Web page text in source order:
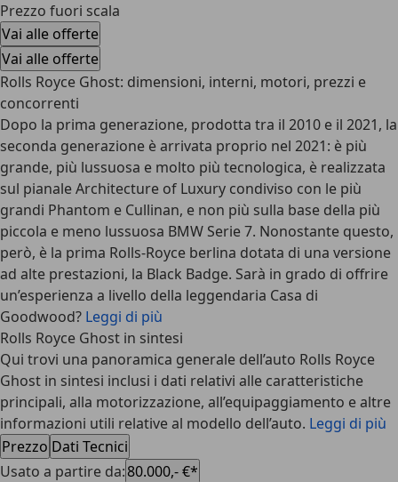
Prezzo fuori scala
Vai alle offerte
Vai alle offerte
Rolls Royce Ghost: dimensioni, interni, motori, prezzi e
concorrenti
Dopo la prima generazione, prodotta tra il 2010 e il 2021, la
seconda generazione è arrivata proprio nel 2021: è più
grande, più lussuosa e molto più tecnologica, è realizzata
sul pianale Architecture of Luxury condiviso con le più
grandi Phantom e Cullinan, e non più sulla base della più
piccola e meno lussuosa BMW Serie 7. Nonostante questo,
però, è la prima Rolls-Royce berlina dotata di una versione
ad alte prestazioni, la Black Badge. Sarà in grado di offrire
un’esperienza a livello della leggendaria Casa di
Goodwood? Leggi di più
Rolls Royce Ghost in sintesi
Qui trovi una panoramica generale dell’auto Rolls Royce
Ghost in sintesi inclusi i dati relativi alle caratteristiche
principali, alla motorizzazione, all’equipaggiamento e altre
informazioni utili relative al modello dell’auto. Leggi di più
Prezzo Dati Tecnici
Usato a partire da:80.000,- €*